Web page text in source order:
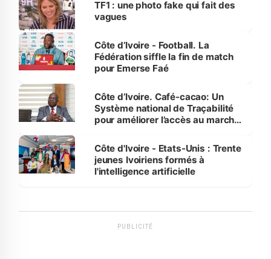
TF1 : une photo fake qui fait des
vagues
Côte d’Ivoire - Football. La
Fédération siffle la fin de match
pour Emerse Faé
Côte d’Ivoire. Café-cacao: Un
Système national de Traçabilité
pour améliorer l’accès au marché
Côte d'Ivoire - Etats-Unis : Trente
jeunes Ivoiriens formés à
l'intelligence artificielle
PUBLICITÉ